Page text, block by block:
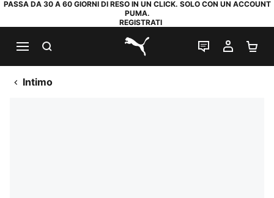
PASSA DA 30 A 60 GIORNI DI RESO IN UN CLICK. SOLO CON UN ACCOUNT
PUMA.
REGISTRATI
PUMA.com
CHAT IL MIO
Intimo